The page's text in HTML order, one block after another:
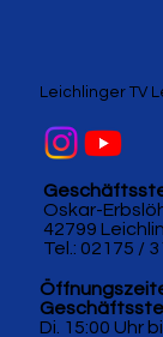
Oskar-
42799
Tel.: 02175 /
Di. 15:00 Uhr
Leichlinger TV